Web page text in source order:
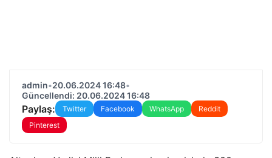
admin•20.06.2024 16:48•
Güncellendi: 20.06.2024 16:48
Paylaş: Twitter Facebook WhatsApp
Reddit
Pinterest